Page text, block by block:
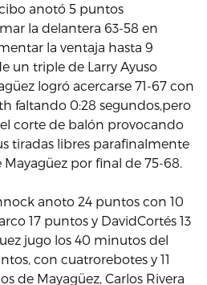
anotó 5 puntos
la delantera 63-58 en
la ventaja hasta 9
un triple de Larry Ayuso
logró acercarse 71-67 con
faltando 0:28 segundos,pero
corte de balón provocando
tiradas libres parafinalmente
por final de 75-68.
anoto 24 puntos con 10
17 puntos y DavidCortés 13
jugo los 40 minutos del
con cuatrorebotes y 11
de Mayagüez, Carlos Rivera